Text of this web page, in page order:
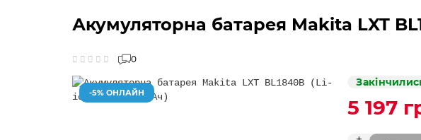
Акумуляторна батарея Makita LXT
0
-5% ОНЛАЙН
5 197